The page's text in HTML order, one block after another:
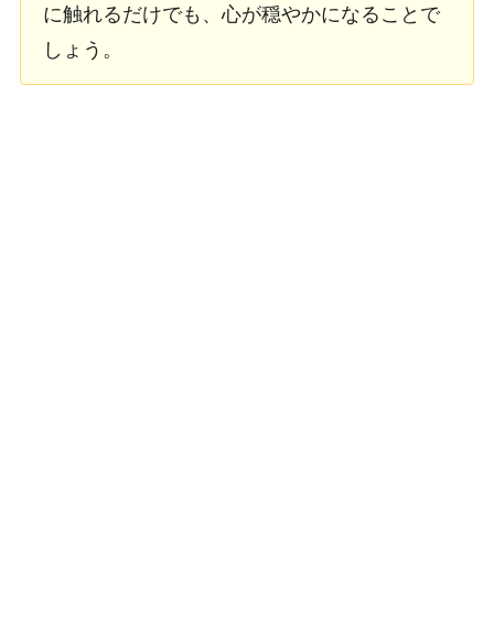
に触れるだけでも、心が穏やかになることで
しょう。